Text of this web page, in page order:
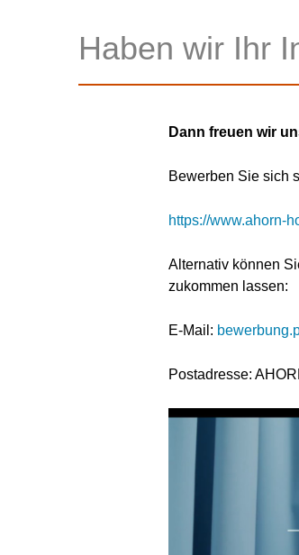
Haben wir Ihr
Dann freuen wir
Bewerben Sie sich
https://www.ahorn-
Alternativ können
zukommen lassen:
E-Mail:
Postadresse: